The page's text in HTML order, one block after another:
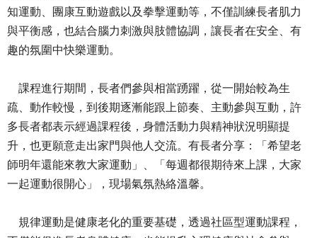
知運動、團康互動遊戲以及拳擊運動等，不僅訓練長者肌力
與平衡感，也結合腦力刺激與肢體協調，讓長者在安全、有
趣的氛圍中快樂運動。
課程進行期間，長者們參與相當踴躍，從一開始較為生
疏、動作較慢，到後期逐漸能跟上節奏、主動參與互動，許
多長者都表示經過課程後，身體活動力與精神狀況明顯提
升，也更願意走出家門與他人交流。有長者分享：「希望老
師明年還能來教大家運動」、「每週都很期待來上課，大家
一起運動很開心」，現場氣氛熱絡溫馨。
規律運動是健康老化的重要基礎，透過社區型運動課程，